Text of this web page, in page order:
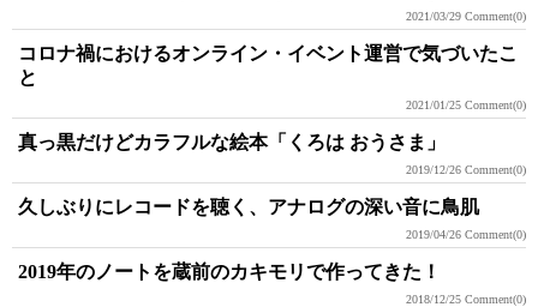
2021/03/29 Comment(0)
コロナ禍におけるオンライン・イベント運営で気づいたこ
と
2021/01/25 Comment(0)
真っ黒だけどカラフルな絵本「くろは おうさま」
2019/12/26 Comment(0)
久しぶりにレコードを聴く、アナログの深い音に鳥肌
2019/04/26 Comment(0)
2019年のノートを蔵前のカキモリで作ってきた！
2018/12/25 Comment(0)